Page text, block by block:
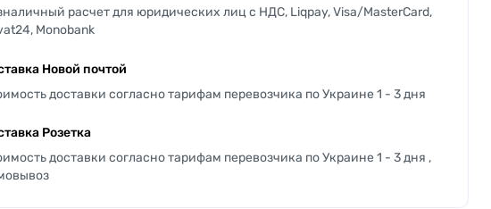
расчет для юридических лиц с НДС, Liqpay, Visa/MasterCard,
Monobank
Новой почтой
доставки согласно тарифам перевозчика по Украине 1 - 3 дня
Розетка
доставки согласно тарифам перевозчика по Украине 1 - 3 дня ,